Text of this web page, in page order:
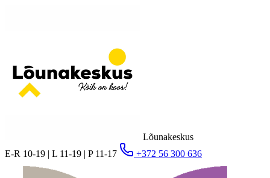
Lõunakeskus
E-R 10-19 | L 11-19 | P 11-17
+372 56 300 636